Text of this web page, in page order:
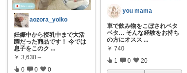
aozora_yoiko
妊娠中から授乳中まで大活
躍だった商品です！ 今では
息子をこのク ...
￥ 3,630～
0 0 0
you mama
車で飲み物をこぼされベタ
ベタ… そんな経験をお持ち
の方にオスス ...
￥ 740
1 0 20